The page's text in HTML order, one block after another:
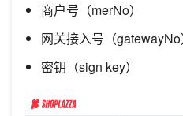
商户号（merNo）
网关接入号（gatewayNo
密钥（sign key）